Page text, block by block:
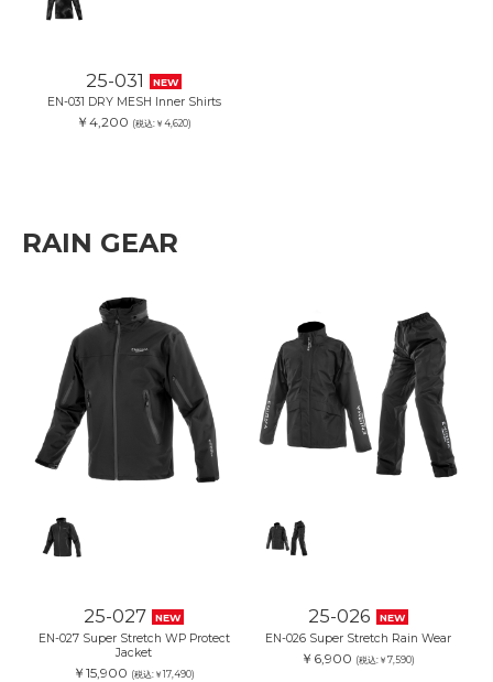
25-031 NEW
EN-031 DRY MESH Inner Shirts
￥4,200 (税込:￥4,620)
RAIN GEAR
25-027 NEW
EN-027 Super Stretch WP Protect
Jacket
￥15,900 (税込:￥17,490)
25-026 NEW
EN-026 Super Stretch Rain Wear
￥6,900 (税込:￥7,590)